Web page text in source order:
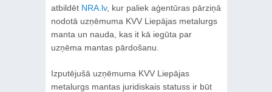
atbildēt NRA.lv, kur paliek aģentūras pārziņā
nodotā uzņēmuma KVV Liepājas metalurgs
manta un nauda, kas it kā iegūta par
uzņēma mantas pārdošanu.
Izputējušā uzņēmuma KVV Liepājas
metalurgs mantas juridiskais statuss ir būt